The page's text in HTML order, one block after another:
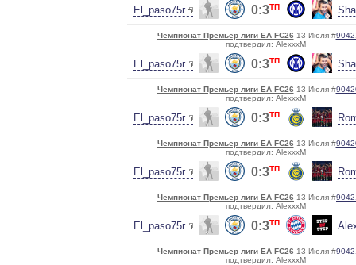
El_paso75r 0:3ТП
Чемпионат Премьер лиги EA FC26 13 Июля #
подтвердил: AlexxxM
El_paso75r 0:3ТП
Чемпионат Премьер лиги EA FC26 13 Июля #
подтвердил: AlexxxM
El_paso75r 0:3ТП
Чемпионат Премьер лиги EA FC26 13 Июля #
подтвердил: AlexxxM
El_paso75r 0:3ТП
Чемпионат Премьер лиги EA FC26 13 Июля #
подтвердил: AlexxxM
El_paso75r 0:3ТП
Чемпионат Премьер лиги EA FC26 13 Июля #
подтвердил: AlexxxM